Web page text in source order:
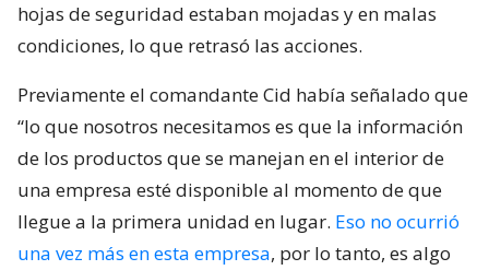
hojas de seguridad estaban mojadas y en malas
condiciones, lo que retrasó las acciones.
Previamente el comandante Cid había señalado que
“lo que nosotros necesitamos es que la información
de los productos que se manejan en el interior de
una empresa esté disponible al momento de que
llegue a la primera unidad en lugar. Eso no ocurrió
una vez más en esta empresa, por lo tanto, es algo